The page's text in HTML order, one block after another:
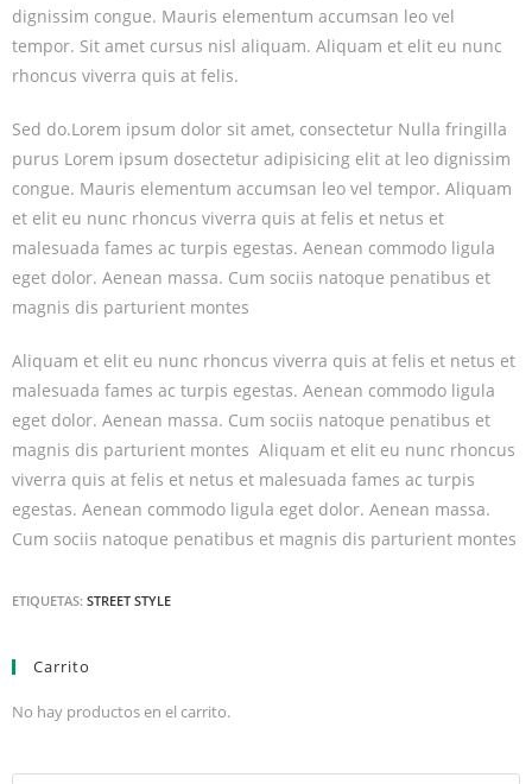
dignissim congue. Mauris elementum accumsan leo vel
tempor. Sit amet cursus nisl aliquam. Aliquam et elit eu nunc
rhoncus viverra quis at felis.
Sed do.Lorem ipsum dolor sit amet, consectetur Nulla fringilla
purus Lorem ipsum dosectetur adipisicing elit at leo dignissim
congue. Mauris elementum accumsan leo vel tempor. Aliquam
et elit eu nunc rhoncus viverra quis at felis et netus et
malesuada fames ac turpis egestas. Aenean commodo ligula
eget dolor. Aenean massa. Cum sociis natoque penatibus et
magnis dis parturient montes
Aliquam et elit eu nunc rhoncus viverra quis at felis et netus et
malesuada fames ac turpis egestas. Aenean commodo ligula
eget dolor. Aenean massa. Cum sociis natoque penatibus et
magnis dis parturient montes Aliquam et elit eu nunc rhoncus
viverra quis at felis et netus et malesuada fames ac turpis
egestas. Aenean commodo ligula eget dolor. Aenean massa.
Cum sociis natoque penatibus et magnis dis parturient montes
ETIQUETAS: STREET STYLE
Carrito
No hay productos en el carrito.